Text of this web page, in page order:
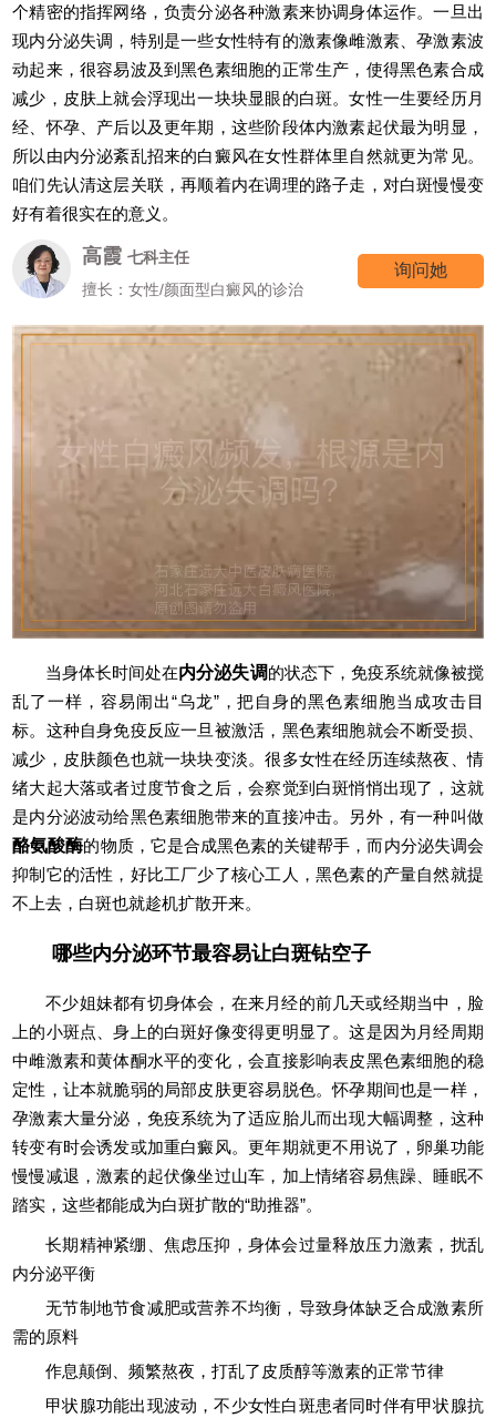
个精密的指挥网络，负责分泌各种激素来协调身体运作。一旦出
现内分泌失调，特别是一些女性特有的激素像雌激素、孕激素波
动起来，很容易波及到黑色素细胞的正常生产，使得黑色素合成
减少，皮肤上就会浮现出一块块显眼的白斑。女性一生要经历月
经、怀孕、产后以及更年期，这些阶段体内激素起伏最为明显，
所以由内分泌紊乱招来的白癜风在女性群体里自然就更为常见。
咱们先认清这层关联，再顺着内在调理的路子走，对白斑慢慢变
好有着很实在的意义。
王树申 一科主任
擅长：外科手术治疗各类白癜风等
询问他
当身体长时间处在内分泌失调的状态下，免疫系统就像被搅
乱了一样，容易闹出“乌龙”，把自身的黑色素细胞当成攻击目
标。这种自身免疫反应一旦被激活，黑色素细胞就会不断受损、
减少，皮肤颜色也就一块块变淡。很多女性在经历连续熬夜、情
绪大起大落或者过度节食之后，会察觉到白斑悄悄出现了，这就
是内分泌波动给黑色素细胞带来的直接冲击。另外，有一种叫做
酪氨酸酶的物质，它是合成黑色素的关键帮手，而内分泌失调会
抑制它的活性，好比工厂少了核心工人，黑色素的产量自然就提
不上去，白斑也就趁机扩散开来。
哪些内分泌环节最容易让白斑钻空子
不少姐妹都有切身体会，在来月经的前几天或经期当中，脸
上的小斑点、身上的白斑好像变得更明显了。这是因为月经周期
中雌激素和黄体酮水平的变化，会直接影响表皮黑色素细胞的稳
定性，让本就脆弱的局部皮肤更容易脱色。怀孕期间也是一样，
孕激素大量分泌，免疫系统为了适应胎儿而出现大幅调整，这种
转变有时会诱发或加重白癜风。更年期就更不用说了，卵巢功能
慢慢减退，激素的起伏像坐过山车，加上情绪容易焦躁、睡眠不
踏实，这些都能成为白斑扩散的“助推器”。
长期精神紧绷、焦虑压抑，身体会过量释放压力激素，扰乱
内分泌平衡
无节制地节食减肥或营养不均衡，导致身体缺乏合成激素所
需的原料
作息颠倒、频繁熬夜，打乱了皮质醇等激素的正常节律
甲状腺功能出现波动，不少女性白斑患者同时伴有甲状腺抗